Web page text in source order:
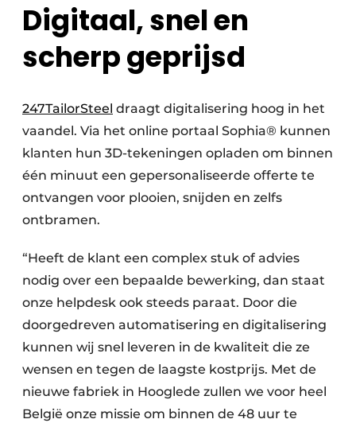
Digitaal, snel en
scherp geprijsd
247TailorSteel draagt digitalisering hoog in het
vaandel. Via het online portaal Sophia® kunnen
klanten hun 3D-tekeningen opladen om binnen
één minuut een gepersonaliseerde offerte te
ontvangen voor plooien, snijden en zelfs
ontbramen.
“Heeft de klant een complex stuk of advies
nodig over een bepaalde bewerking, dan staat
onze helpdesk ook steeds paraat. Door die
doorgedreven automatisering en digitalisering
kunnen wij snel leveren in de kwaliteit die ze
wensen en tegen de laagste kostprijs. Met de
nieuwe fabriek in Hooglede zullen we voor heel
België onze missie om binnen de 48 uur te